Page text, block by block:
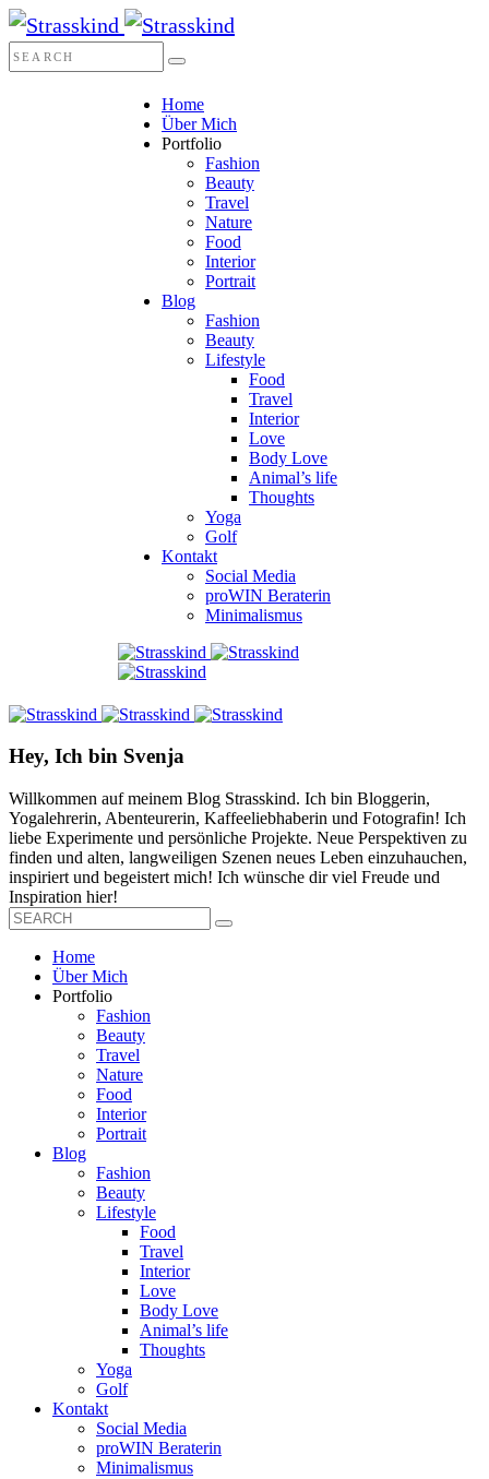
Home
Über Mich
Portfolio
Fashion
Beauty
Travel
Nature
Food
Interior
Portrait
Blog
Fashion
Beauty
Lifestyle
Food
Travel
Interior
Love
Body Love
Animal’s life
Thoughts
Yoga
Golf
Kontakt
Social Media
proWIN Beraterin
Minimalismus
Hey, Ich bin Svenja
Willkommen auf meinem Blog Strasskind. Ich bin Bloggerin,
Yogalehrerin, Abenteurerin, Kaffeeliebhaberin und Fotografin! Ich
liebe Experimente und persönliche Projekte. Neue Perspektiven zu
finden und alten, langweiligen Szenen neues Leben einzuhauchen,
inspiriert und begeistert mich! Ich wünsche dir viel Freude und
Inspiration hier!
Home
Über Mich
Portfolio
Fashion
Beauty
Travel
Nature
Food
Interior
Portrait
Blog
Fashion
Beauty
Lifestyle
Food
Travel
Interior
Love
Body Love
Animal’s life
Thoughts
Yoga
Golf
Kontakt
Social Media
proWIN Beraterin
Minimalismus